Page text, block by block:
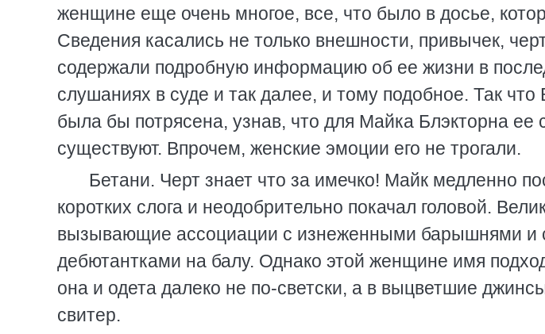
женщине еще очень многое, все, что было в досье,
Сведения касались не только внешности, привычек,
содержали подробную информацию об ее жизни в
слушаниях в суде и так далее, и тому подобное. Так
была бы потрясена, узнав, что для Майка Блэкторна ее
существуют. Впрочем, женские эмоции его не трогали.
Бетани. Черт знает что за имечко! Майк медленно
коротких слога и неодобрительно покачал головой.
вызывающие ассоциации с изнеженными барышнями и
дебютантками на балу. Однако этой женщине имя
она и одета далеко не по-светски, а в выцветшие
свитер.